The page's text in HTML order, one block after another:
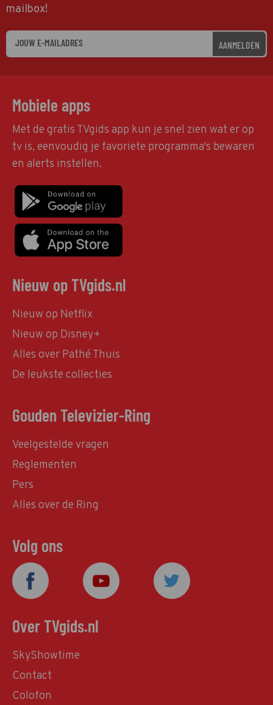
mailbox!
AANMELDEN
Mobiele apps
Met de gratis TVgids app kun je snel zien wat er op
tv is, eenvoudig je favoriete programma's bewaren
en alerts instellen.
Nieuw op TVgids.nl
Nieuw op Netflix
Nieuw op Disney+
Alles over Pathé Thuis
De leukste collecties
Gouden Televizier-Ring
Veelgestelde vragen
Reglementen
Pers
Alles over de Ring
Volg ons
Over TVgids.nl
SkyShowtime
Contact
Colofon